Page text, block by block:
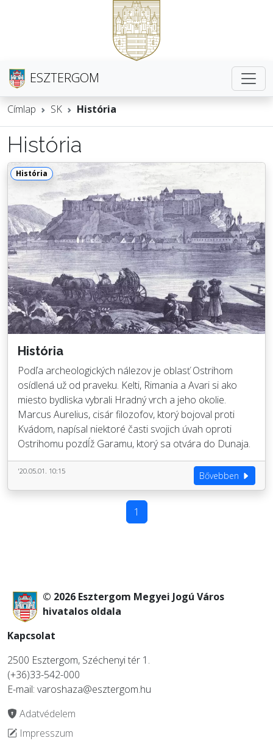
ESZTERGOM
Címlap SK História
História
História
História
Podľa archeologických nálezov je oblasť Ostrihom
osídlená už od praveku. Kelti, Rimania a Avari si ako
miesto bydliska vybrali Hradný vrch a jeho okolie.
Marcus Aurelius, cisár filozofov, ktorý bojoval proti
Kvádom, napísal niektoré časti svojich úvah oproti
Ostrihomu pozdĺž Garamu, ktorý sa otvára do Dunaja.
'20.05.01. 10:15 Bővebben
1
© 2026 Esztergom Megyei Jogú Város
hivatalos oldala
Kapcsolat
2500 Esztergom, Széchenyi tér 1.
(+36)33-542-000
E-mail: varoshaza@esztergom.hu
Adatvédelem
Impresszum